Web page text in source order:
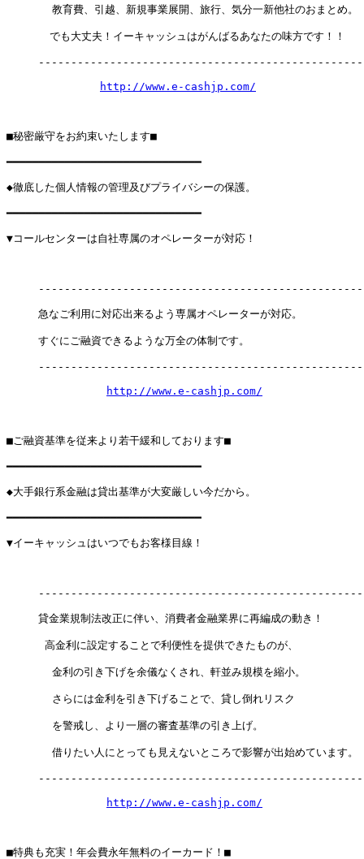
       教育費、引越、新規事業展開、旅行、気分一新他社のおまとめ。
     　でも大丈夫！イーキャッシュはがんばるあなたの味方です！！
http://www.e-cashjp.com/
■秘密厳守をお約束いたします■
━━━━━━━━━━━━━━━━━━━━━━━━━━━━━━
◆徹底した個人情報の管理及びプライバシーの保護。
━━━━━━━━━━━━━━━━━━━━━━━━━━━━━━
▼コールセンターは自社専属のオペレーターが対応！
急なご利用に対応出来るよう専属オペレーターが対応。
すぐにご融資できるような万全の体制です。
http://www.e-cashjp.com/
■ご融資基準を従来より若干緩和しております■
━━━━━━━━━━━━━━━━━━━━━━━━━━━━━━
◆大手銀行系金融は貸出基準が大変厳しい今だから。
━━━━━━━━━━━━━━━━━━━━━━━━━━━━━━
▼イーキャッシュはいつでもお客様目線！
貸金業規制法改正に伴い、消費者金融業界に再編成の動き！
高金利に設定することで利便性を提供できたものが、
       金利の引き下げを余儀なくされ、軒並み規模を縮小。
       さらには金利を引き下げることで、貸し倒れリスク
       を警戒し、より一層の審査基準の引き上げ。
       借りたい人にとっても見えないところで影響が出始めています。
http://www.e-cashjp.com/
■特典も充実！年会費永年無料のイーカード！■